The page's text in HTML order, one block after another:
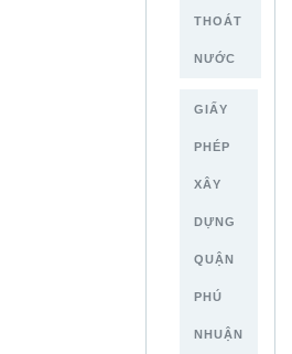
THOÁT
NƯỚC
GIẤY
PHÉP
XÂY
DỰNG
QUẬN
PHÚ
NHUẬN